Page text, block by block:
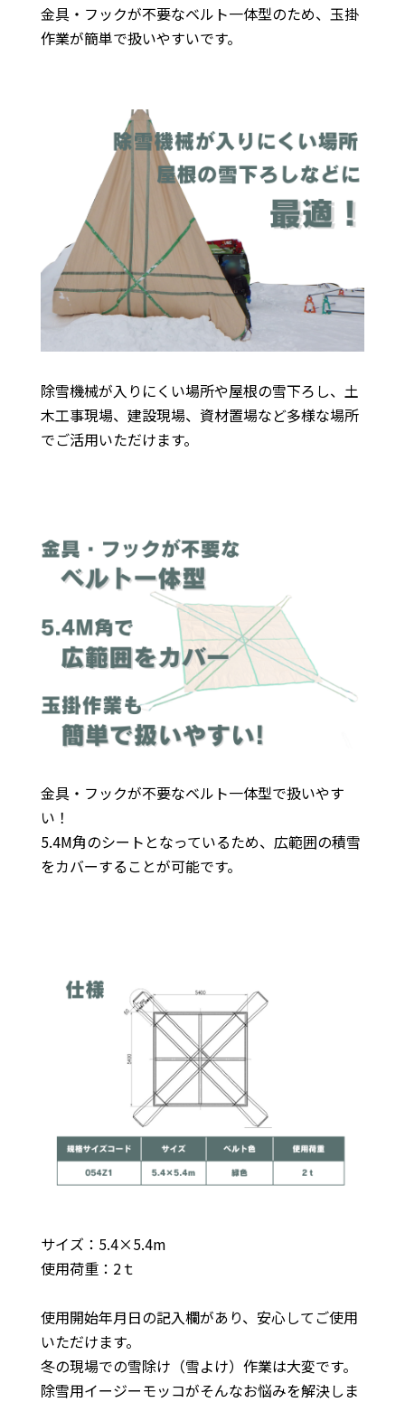
金具・フックが不要なベルト一体型のため、玉掛
作業が簡単で扱いやすいです。
除雪機械が入りにくい場所や屋根の雪下ろし、土
木工事現場、建設現場、資材置場など多様な場所
でご活用いただけます。
金具・フックが不要なベルト一体型で扱いやす
い！
5.4M角のシートとなっているため、広範囲の積雪
をカバーすることが可能です。
サイズ：5.4×5.4m
使用荷重：2ｔ
使用開始年月日の記入欄があり、安心してご使用
いただけます。
冬の現場での雪除け（雪よけ）作業は大変です。
除雪用イージーモッコがそんなお悩みを解決しま